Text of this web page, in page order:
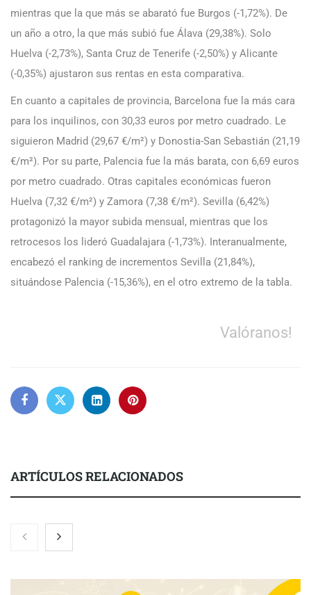
mientras que la que más se abarató fue Burgos (-1,72%). De
un año a otro, la que más subió fue Álava (29,38%). Solo
Huelva (-2,73%), Santa Cruz de Tenerife (-2,50%) y Alicante
(-0,35%) ajustaron sus rentas en esta comparativa.
En cuanto a capitales de provincia, Barcelona fue la más cara
para los inquilinos, con 30,33 euros por metro cuadrado. Le
siguieron Madrid (29,67 €/m²) y Donostia-San Sebastián (21,19
€/m²). Por su parte, Palencia fue la más barata, con 6,69 euros
por metro cuadrado. Otras capitales económicas fueron
Huelva (7,32 €/m²) y Zamora (7,38 €/m²). Sevilla (6,42%)
protagonizó la mayor subida mensual, mientras que los
retrocesos los lideró Guadalajara (-1,73%). Interanualmente,
encabezó el ranking de incrementos Sevilla (21,84%),
situándose Palencia (-15,36%), en el otro extremo de la tabla.
Valóranos!
ARTÍCULOS RELACIONADOS
Nicols presenta seis modelos de anillos de compromiso para el
eclipse solar del 12 de agosto
Zoomex mejora su Strategy Center con herramientas